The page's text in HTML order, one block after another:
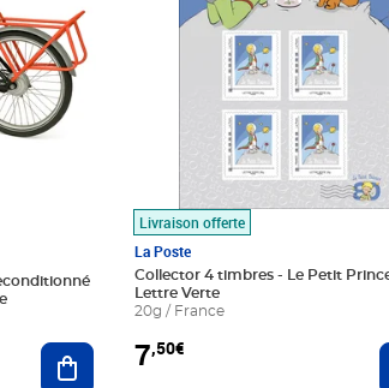
Ajouter au panier
Livraison offerte
La Poste
Collector 4 timbres - Le Petit
Lettre Verte
20g / France
7,50€